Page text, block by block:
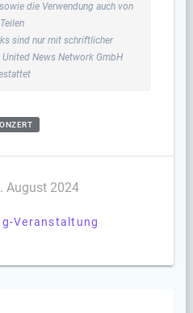
die Verwendung auch von
Teilen
sind nur mit schriftlicher
News Network GmbH
August 2024
Veranstaltung